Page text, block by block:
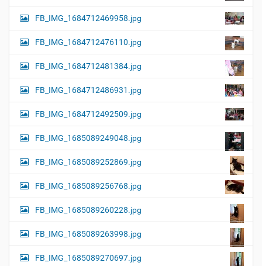
FB_IMG_1684712469958.jpg
FB_IMG_1684712476110.jpg
FB_IMG_1684712481384.jpg
FB_IMG_1684712486931.jpg
FB_IMG_1684712492509.jpg
FB_IMG_1685089249048.jpg
FB_IMG_1685089252869.jpg
FB_IMG_1685089256768.jpg
FB_IMG_1685089260228.jpg
FB_IMG_1685089263998.jpg
FB_IMG_1685089270697.jpg